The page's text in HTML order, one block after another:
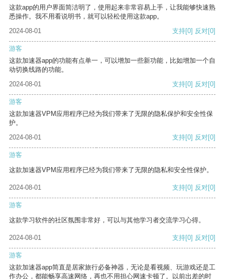
这款app的用户界面简洁明了，使用起来非常容易上手，让我能够快速熟
悉操作。我不用看说明书，就可以轻松使用这款app。
2024-08-01
支持[0] 反对[0]
游客
这款加速器app的功能有点单一，可以增加一些新功能，比如增加一个自
动切换线路的功能。
2024-08-01
支持[0] 反对[0]
游客
这款加速器VPM应用程序已经为我们带来了无限的隐私保护和安全性保
护。
2024-08-01
支持[0] 反对[0]
游客
这款加速器VPM应用程序已经为我们带来了无限的隐私和安全性保护。
2024-08-01 支持[0] 反对[0]
游客
这款学习软件的社区氛围非常好，可以与其他学习者交流学习心得。
2024-08-01 支持[0] 反对[0]
游客
这款加速器app简直是居家旅行必备神器，无论是看视频、玩游戏还是工
作办公，都能畅享高速网络，再也不用担心网速卡顿了。以前出差的时